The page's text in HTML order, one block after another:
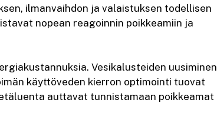
ilmanvaihdon ja valaistuksen todellisen
nopean reagoinnin poikkeamiin ja
Vesikalusteiden uusiminen
käyttöveden kierron optimointi tuovat
auttavat tunnistamaan poikkeamat